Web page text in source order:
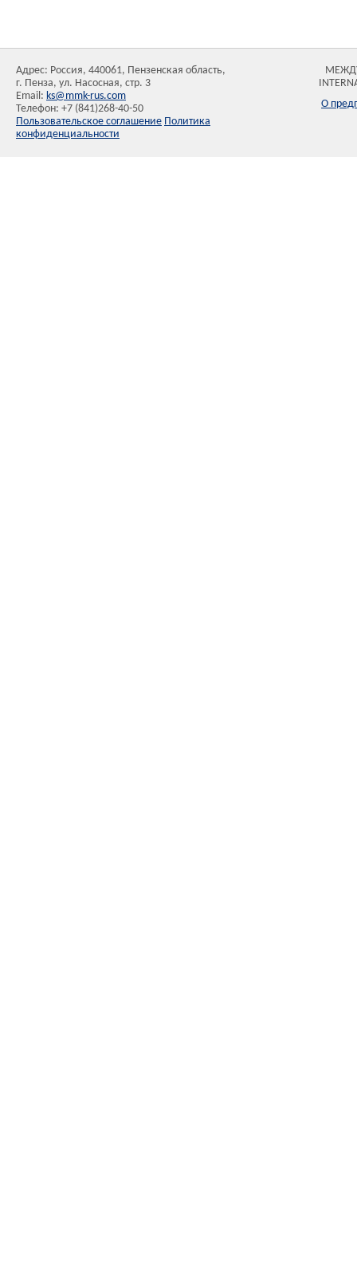
Адрес: Россия, 440061, Пензенская область,
г. Пенза, ул. Насосная, стр. 3
Email: ks@mmk-rus.com
Телефон: +7 (841)268-40-50
Пользовательское соглашение Политика
конфиденциальности
О